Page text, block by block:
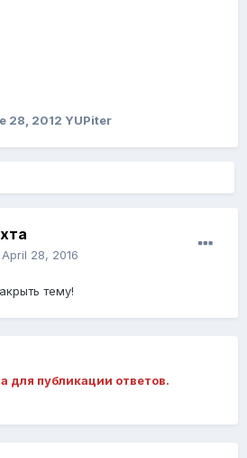
28, 2012 YUPiter
April 28, 2016
тему!
для публикации ответов.